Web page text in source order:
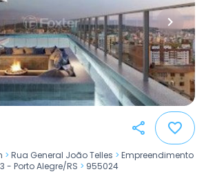
> Rua General João Telles > Empreendimento
- Porto Alegre/RS > 955024